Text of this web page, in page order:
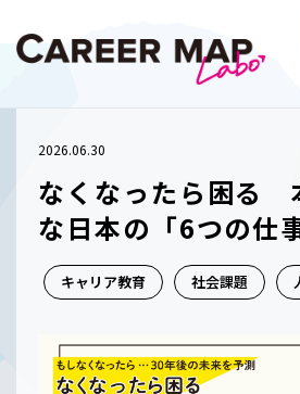
2026.06.30
なくなったら困る
な日本の「6つの仕事
キャリア教育 社会課題